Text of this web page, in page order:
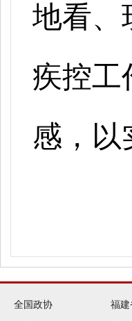
地看、
疾控工
感，以
全国政协 福建